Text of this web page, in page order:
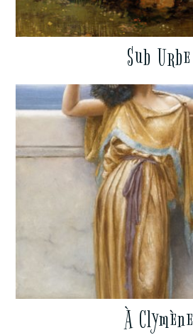
Sub Urbe
À Clymène